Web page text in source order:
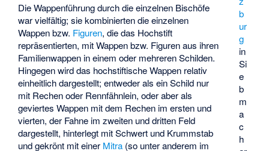
b
ur
g
in
Si
e
b
m
a
c
h
Die Wappenführung durch die einzelnen Bischöfe
war vielfältig; sie kombinierten die einzelnen
Wappen bzw. Figuren, die das Hochstift
repräsentierten, mit Wappen bzw. Figuren aus ihren
Familienwappen in einem oder mehreren Schilden.
Hingegen wird das hochstiftische Wappen relativ
einheitlich dargestellt; entweder als ein Schild nur
mit Rechen oder Rennfähnlein, oder aber als
geviertes Wappen mit dem Rechen im ersten und
vierten, der Fahne im zweiten und dritten Feld
dargestellt, hinterlegt mit Schwert und Krummstab
und gekrönt mit einer Mitra (so unter anderem im